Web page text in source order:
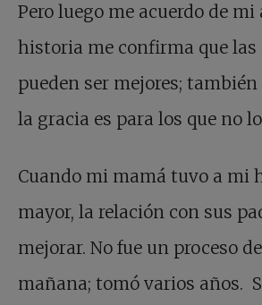
Pero luego me acuerdo de mi
historia me confirma que las
pueden ser mejores; también
la gracia es para los que no
Cuando mi mamá tuvo a mi
mayor, la relación con sus
mejorar. No fue un proceso
mañana; tomó varios años.